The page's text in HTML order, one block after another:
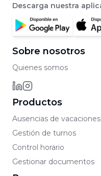
Descarga nuestra
Sobre nosotros
Quienes somos
Productos
Ausencias de vacaciones
Gestión de turnos
Control horario
Gestionar documentos